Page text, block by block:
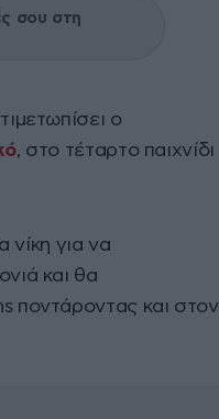
σου στη
ο
, στο τέταρτο παιχνίδι
νίκη για να
και θα
ποντάροντας και στον